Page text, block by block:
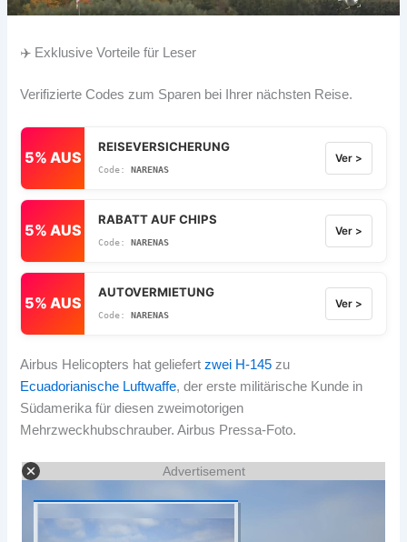
✈️ Exklusive Vorteile für Leser
Verifizierte Codes zum Sparen bei Ihrer nächsten Reise.
5% AUS
REISEVERSICHERUNG
NARENAS
Ver >
5% AUS
RABATT AUF CHIPS
NARENAS
Ver >
5% AUS
AUTOVERMIETUNG
NARENAS
Ver >
Airbus Helicopters hat geliefertzwei H-145 zu
Ecuadorianische Luftwaffe, der erste militärische Kunde in
Südamerika für diesen zweimotorigen
Mehrzweckhubschrauber. Airbus Pressa-Foto.
Advertisement